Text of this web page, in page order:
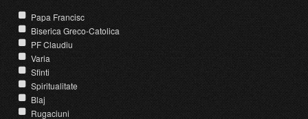
Papa Francisc
Biserica Greco-Catolica
PF Claudiu
Varia
Sfinti
Spiritualitate
Blaj
Rugaciuni